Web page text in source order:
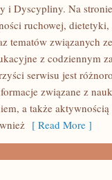
i Dyscypliny. Na
ruchowej,
tematów związanych
z codziennym
serwisu jest
związane z
a także aktywnością
[ Read More ]